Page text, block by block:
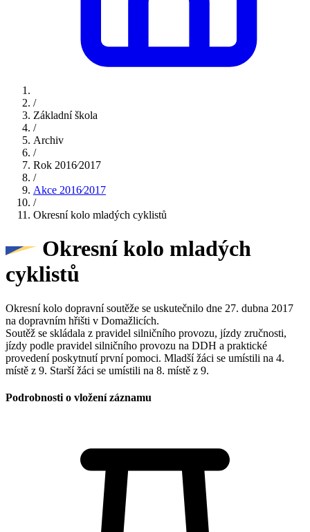
/
Základní škola
/
Archiv
/
Rok 2016⁄2017
/
Akce 2016⁄2017
/
Okresní kolo mladých cyklistů
Okresní kolo mladých
cyklistů
Okresní kolo dopravní soutěže se uskutečnilo dne 27. dubna 2017
na dopravním hřišti v Domažlicích.
Soutěž se skládala z pravidel silničního provozu, jízdy zručnosti,
jízdy podle pravidel silničního provozu na DDH a praktické
provedení poskytnutí první pomoci. Mladší žáci se umístili na 4.
místě z 9. Starší žáci se umístili na 8. místě z 9.
Podrobnosti o vložení záznamu